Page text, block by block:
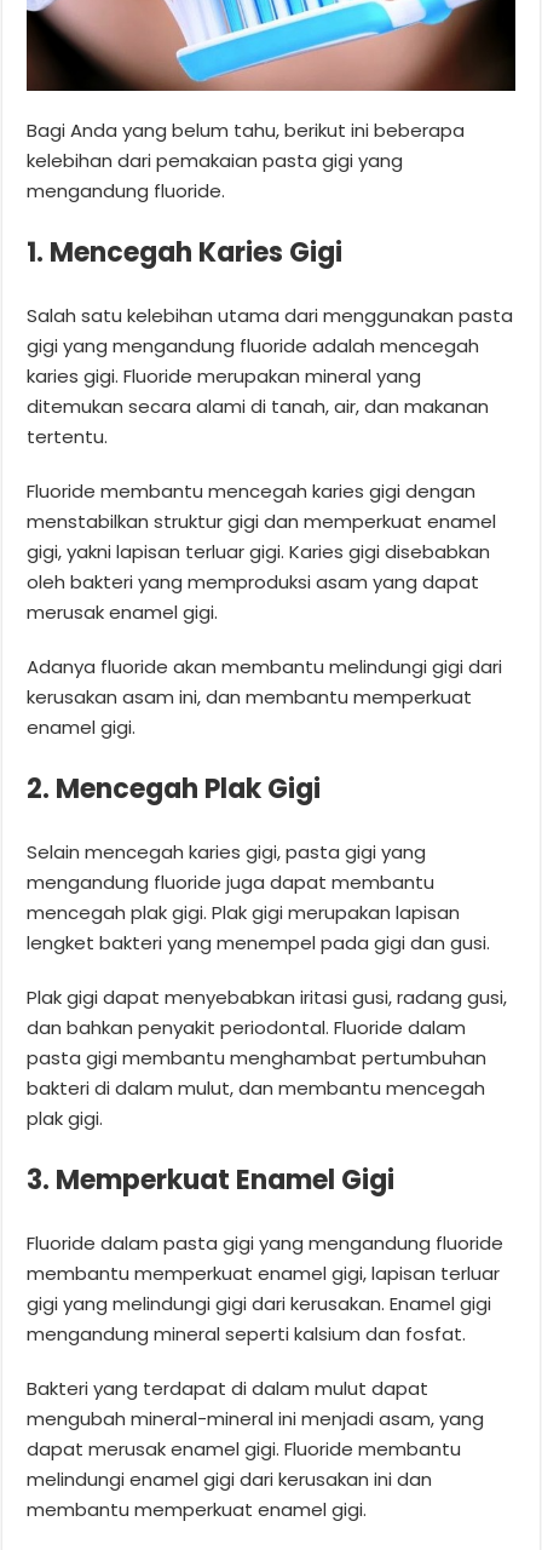
Bagi Anda yang belum tahu, berikut ini beberapa
kelebihan dari pemakaian pasta gigi yang
mengandung fluoride.
1. Mencegah Karies Gigi
Salah satu kelebihan utama dari menggunakan pasta
gigi yang mengandung fluoride adalah mencegah
karies gigi. Fluoride merupakan mineral yang
ditemukan secara alami di tanah, air, dan makanan
tertentu.
Fluoride membantu mencegah karies gigi dengan
menstabilkan struktur gigi dan memperkuat enamel
gigi, yakni lapisan terluar gigi. Karies gigi disebabkan
oleh bakteri yang memproduksi asam yang dapat
merusak enamel gigi.
Adanya fluoride akan membantu melindungi gigi dari
kerusakan asam ini, dan membantu memperkuat
enamel gigi.
2. Mencegah Plak Gigi
Selain mencegah karies gigi, pasta gigi yang
mengandung fluoride juga dapat membantu
mencegah plak gigi. Plak gigi merupakan lapisan
lengket bakteri yang menempel pada gigi dan gusi.
Plak gigi dapat menyebabkan iritasi gusi, radang gusi,
dan bahkan penyakit periodontal. Fluoride dalam
pasta gigi membantu menghambat pertumbuhan
bakteri di dalam mulut, dan membantu mencegah
plak gigi.
3. Memperkuat Enamel Gigi
Fluoride dalam pasta gigi yang mengandung fluoride
membantu memperkuat enamel gigi, lapisan terluar
gigi yang melindungi gigi dari kerusakan. Enamel gigi
mengandung mineral seperti kalsium dan fosfat.
Bakteri yang terdapat di dalam mulut dapat
mengubah mineral-mineral ini menjadi asam, yang
dapat merusak enamel gigi. Fluoride membantu
melindungi enamel gigi dari kerusakan ini dan
membantu memperkuat enamel gigi.